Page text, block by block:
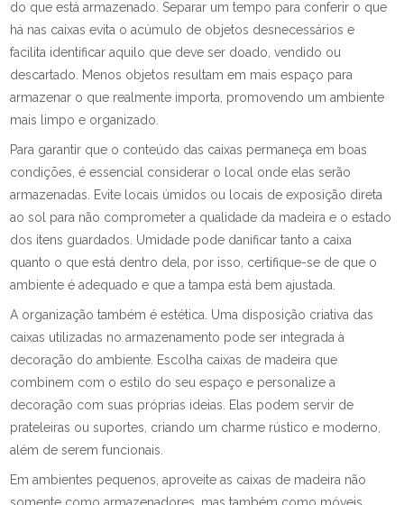
do que está armazenado. Separar um tempo para conferir o que
há nas caixas evita o acúmulo de objetos desnecessários e
facilita identificar aquilo que deve ser doado, vendido ou
descartado. Menos objetos resultam em mais espaço para
armazenar o que realmente importa, promovendo um ambiente
mais limpo e organizado.
Para garantir que o conteúdo das caixas permaneça em boas
condições, é essencial considerar o local onde elas serão
armazenadas. Evite locais úmidos ou locais de exposição direta
ao sol para não comprometer a qualidade da madeira e o estado
dos itens guardados. Umidade pode danificar tanto a caixa
quanto o que está dentro dela, por isso, certifique-se de que o
ambiente é adequado e que a tampa está bem ajustada.
A organização também é estética. Uma disposição criativa das
caixas utilizadas no armazenamento pode ser integrada à
decoração do ambiente. Escolha caixas de madeira que
combinem com o estilo do seu espaço e personalize a
decoração com suas próprias ideias. Elas podem servir de
prateleiras ou suportes, criando um charme rústico e moderno,
além de serem funcionais.
Em ambientes pequenos, aproveite as caixas de madeira não